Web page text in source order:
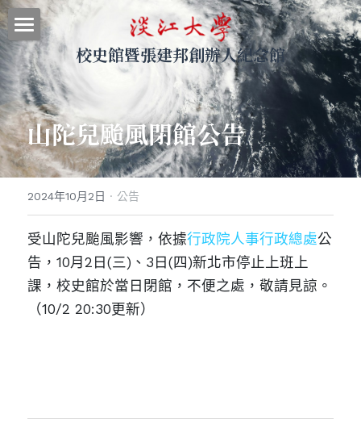
校史館暨張建邦創辦人紀念館
最新消息
關於本館
參觀導覽
展示資料
網站地圖
｜回首頁
｜圖書館
｜淡江大學
山陀兒颱風閉館公告
2024年10月2日 · 公告
受山陀兒颱風影響，依據行政院人事行政總處公
告，10月2日 (三) 、3日(四)新北市停止上班上
課，校史館於當日閉館，不便之處，敬請見諒。
（10/2 20:30更新）